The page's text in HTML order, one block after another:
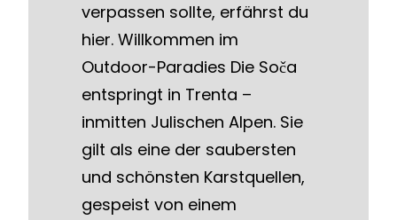
verpassen sollte, erfährst du
hier. Willkommen im
Outdoor-Paradies Die Soča
entspringt in Trenta –
inmitten Julischen Alpen. Sie
gilt als eine der saubersten
und schönsten Karstquellen,
gespeist von einem